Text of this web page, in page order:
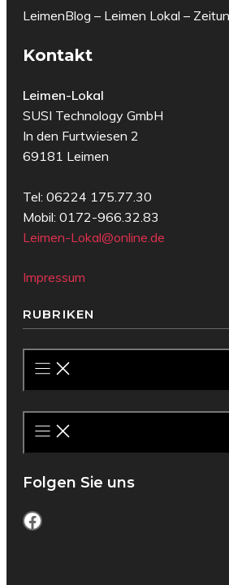
LeimenBlog – Leimen Lokal –
Kontakt
Leimen-Lokal
SUSI Technology GmbH
In den Furtwiesen 2
69181 Leimen
Tel: 06224 175.77.30
Mobil: 0172-966.32.83
Leimen-Lokal@online.de
Impressum
RUBRIKEN
Folgen Sie uns
Facebook